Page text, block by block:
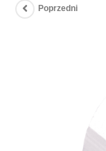
Poprzedni